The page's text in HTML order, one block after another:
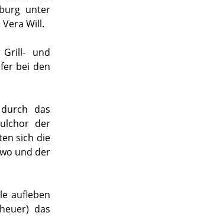
unter
Will.
Grill- und
bei den
das
der
sich die
und der
aufleben
das